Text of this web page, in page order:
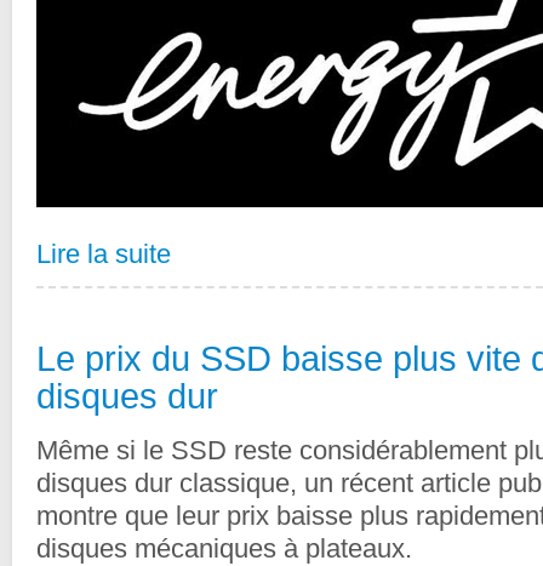
Lire la suite
Le prix du SSD baisse plus vite
disques dur
Même si le SSD reste considérablement
disques dur classique, un récent article
montre que leur prix baisse plus
disques mécaniques à plateaux.